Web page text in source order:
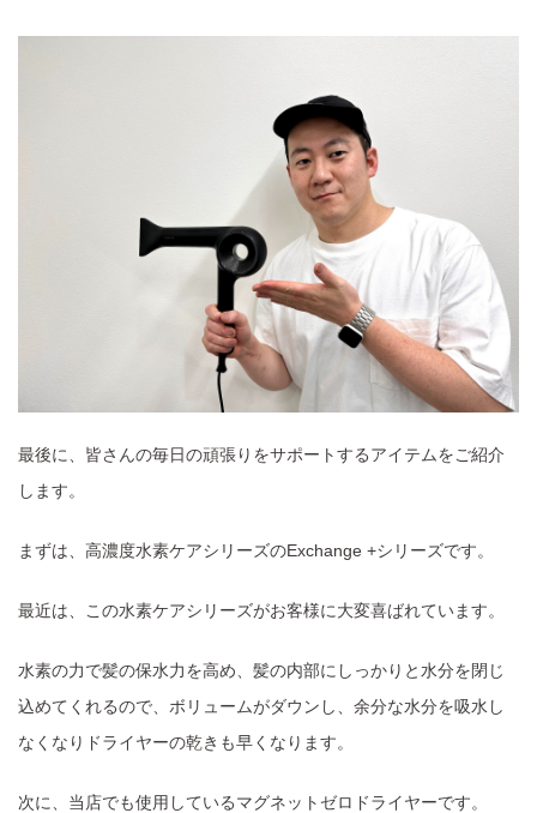
最後に、皆さんの毎日の頑張りをサポートするアイテムをご紹介
します。
まずは、高濃度水素ケアシリーズのExchange +シリーズです。
最近は、この水素ケアシリーズがお客様に大変喜ばれています。
水素の力で髪の保水力を高め、髪の内部にしっかりと水分を閉じ
込めてくれるので、ボリュームがダウンし、余分な水分を吸水し
なくなりドライヤーの乾きも早くなります。
次に、当店でも使用しているマグネットゼロドライヤーです。